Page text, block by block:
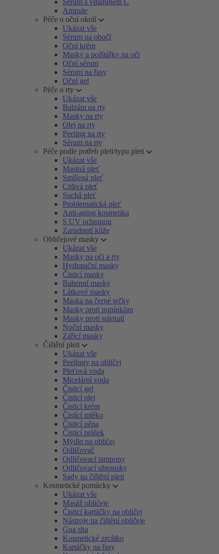
Sérum s vitamínem C
Ampule
Péče o oční okolí
Ukázat vše
Sérum na obočí
Oční krém
Masky a polštářky na oči
Oční sérum
Sérum na řasy
Oční gel
Péče o rty
Ukázat vše
Balzám na rty
Masky na rty
Olej na rty
Peeling na rty
Sérum na rty
Péče podle potřeb pleti/typu pleti
Ukázat vše
Mastná pleť
Smíšená pleť
Citlivá pleť
Suchá pleť
Problematická pleť
Anti-aging kosmetika
S UV ochranou
Zarudnutí kůže
Obličejové masky
Ukázat vše
Masky na oči a rty
Hydratační masky
Čisticí masky
Bahenní masky
Látkové masky
Maska na černé tečky
Masky proti pupínkům
Masky proti stárnutí
Noční masky
Zářící masky
Čištění pleti
Ukázat vše
Peelingy na obličej
Pleťová voda
Micelární voda
Čisticí gel
Čisticí olej
Čisticí krém
Čistící mléko
Čisticí pěna
Čisticí prášek
Mýdlo na obličej
Odličovač
Odličovací tampony
Odličovací ubrousky
Sady na čištění pleti
Kosmetické pomůcky
Ukázat vše
Masáž obličeje
Čisticí kartáčky na obličej
Nástroje na čištění obličeje
Gua sha
Kosmetické zrcátko
Kartáčky na řasy